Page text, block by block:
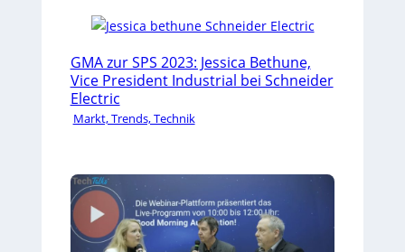
GMA zur SPS 2023: Jessica Bethune,
Vice President Industrial bei Schneider
Electric
Markt, Trends, Technik